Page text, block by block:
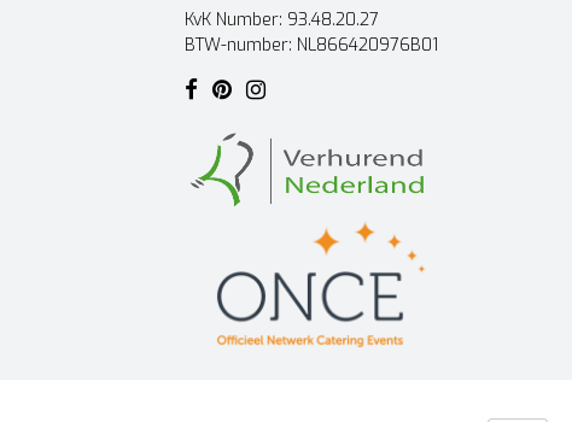
KvK Number: 93.48.20.27
BTW-number: NL866420976B01